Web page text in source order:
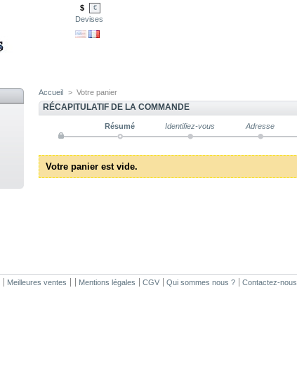
$ €
Devises
Accueil > Votre panier
RÉCAPITULATIF DE LA COMMANDE
Résumé Identifiez-vous Adresse
Votre panier est vide.
Meilleures ventes Mentions légales CGV Qui sommes nous ? Contactez-nous